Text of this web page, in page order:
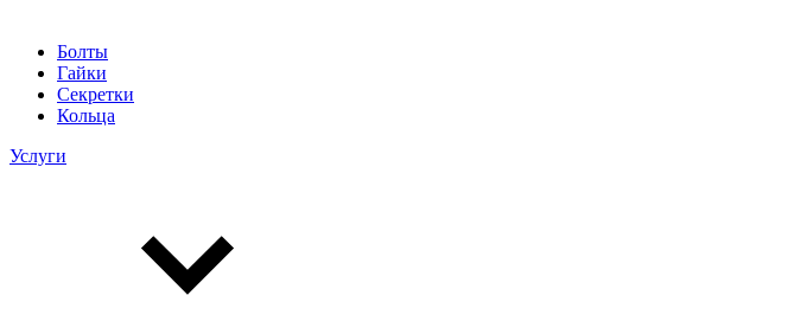
Болты
Гайки
Секретки
Кольца
Услуги